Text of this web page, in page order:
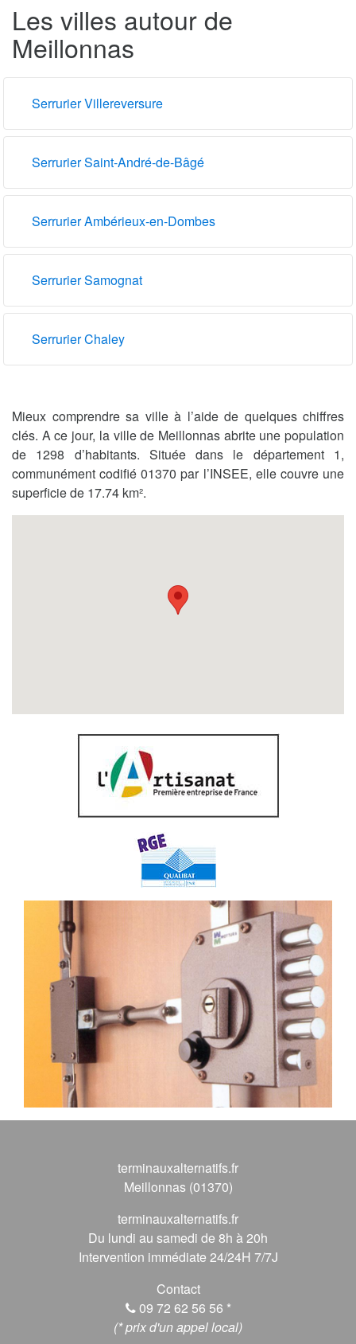
Les villes autour de
Meillonnas
Serrurier Villereversure
Serrurier Saint-André-de-Bâgé
Serrurier Ambérieux-en-Dombes
Serrurier Samognat
Serrurier Chaley
Mieux comprendre sa ville à l’aide de quelques chiffres
clés. A ce jour, la ville de Meillonnas abrite une population
de 1298 d’habitants. Située dans le département 1,
communément codifié 01370 par l’INSEE, elle couvre une
superficie de 17.74 km².
terminauxalternatifs.fr
Meillonnas (01370)
terminauxalternatifs.fr
Du lundi au samedi de 8h à 20h
Intervention immédiate 24/24H 7/7J
Contact
09 72 62 56 56 *
(* prix d'un appel local)